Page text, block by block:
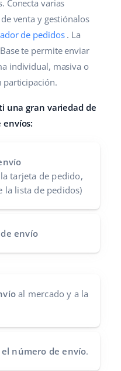
Conecta varias
venta y gestiónalos
de pedidos. La
te permite enviar
individual, masiva o
participación.
una gran variedad de
envíos:
tarjeta de pedido,
la lista de pedidos)
envío
al mercado y a la
número de envío.